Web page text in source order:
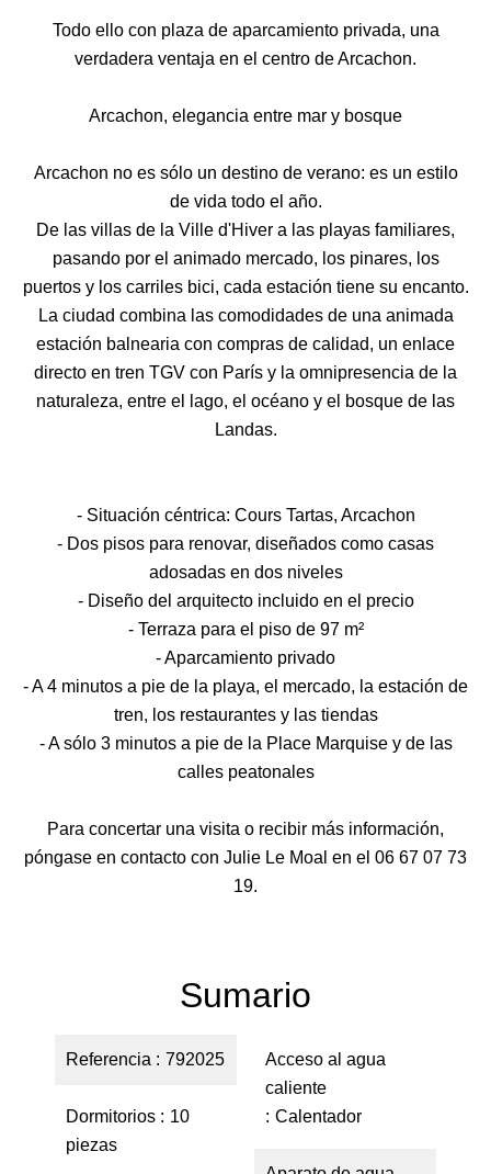
Todo ello con plaza de aparcamiento privada, una
verdadera ventaja en el centro de Arcachon.
Arcachon, elegancia entre mar y bosque
Arcachon no es sólo un destino de verano: es un estilo
de vida todo el año.
De las villas de la Ville d'Hiver a las playas familiares,
pasando por el animado mercado, los pinares, los
puertos y los carriles bici, cada estación tiene su encanto.
La ciudad combina las comodidades de una animada
estación balnearia con compras de calidad, un enlace
directo en tren TGV con París y la omnipresencia de la
naturaleza, entre el lago, el océano y el bosque de las
Landas.
- Situación céntrica: Cours Tartas, Arcachon
- Dos pisos para renovar, diseñados como casas
adosadas en dos niveles
- Diseño del arquitecto incluido en el precio
- Terraza para el piso de 97 m²
- Aparcamiento privado
- A 4 minutos a pie de la playa, el mercado, la estación de
tren, los restaurantes y las tiendas
- A sólo 3 minutos a pie de la Place Marquise y de las
calles peatonales
Para concertar una visita o recibir más información,
póngase en contacto con Julie Le Moal en el 06 67 07 73
19.
Sumario
Referencia 792025
Dormitorios
10
piezas
Acceso al agua
caliente
Calentador